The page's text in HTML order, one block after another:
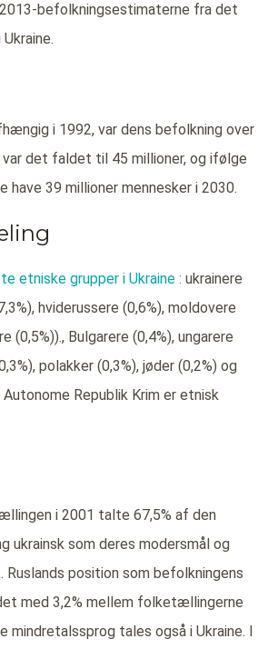
befolkningsestimaterne fra det
i 1992, var dens befolkning over
var det faldet til 45 millioner, og ifølge
have 39 millioner mennesker i 2030.
etniske grupper i Ukraine : ukrainere
hviderussere (0,6%), moldovere
(0,5%))., Bulgarere (0,4%), ungarere
polakker (0,3%), jøder (0,2%) og
Republik Krim er etnisk
i 2001 talte 67,5% af den
ukrainsk som deres modersmål og
Ruslands position som befolkningens
med 3,2% mellem folketællingerne
mindretalssprog tales også i Ukraine. I